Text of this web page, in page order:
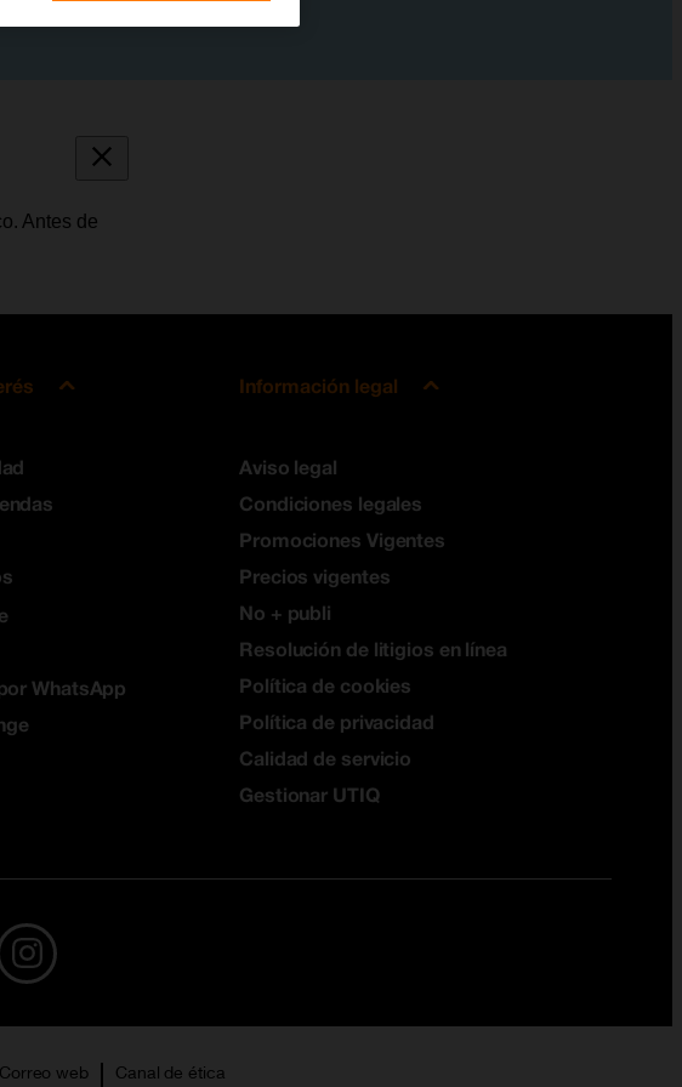
Antes de
WhatsApp
Información legal
Aviso legal
Condiciones legales
Promociones Vigentes
Precios vigentes
No + publi
Resolución de litigios en línea
Política de cookies
Política de privacidad
Calidad de servicio
Gestionar UTIQ
Correo web Canal de ética